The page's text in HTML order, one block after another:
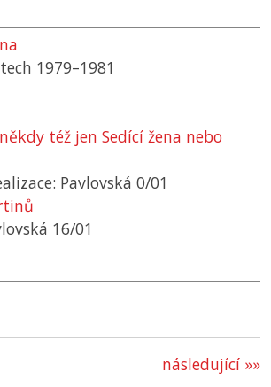
1979–1981
též jen Sedící žena nebo
Pavlovská 0/01
16/01
následující »»